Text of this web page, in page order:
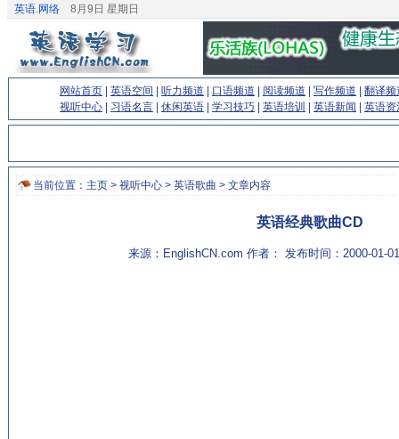
英语.网络 8月9日 星期日
网站首页 英语空间 听力频道 口语频道 阅读频道 写作频道
翻译频
视听中心
习语名言 休闲英语 学习技巧 英语培训 英语新闻 英语资
当前位置： 主页 > 视听中心 > 英语歌曲 > 文章内容
英语经典歌曲CD
来源：EnglishCN.com 作者： 发布时间：2000-